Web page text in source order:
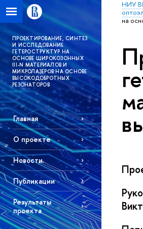
НИУ
на
ПРОЕКТИРОВАНИЕ, СИНТЕЗ
И ИССЛЕДОВАНИЕ
ГЕТЕРОСТРУКТУР НА
ОСНОВЕ ШИРОКОЗОННЫХ
III-N МАТЕРИАЛОВ И
МИКРОЛАЗЕРОВ НА ОСНОВЕ
ВЫСОКОДОБРОТНЫХ
РЕЗОНАТОРОВ
Главная
О проекте
Новости
Публикации
Результаты
проекта